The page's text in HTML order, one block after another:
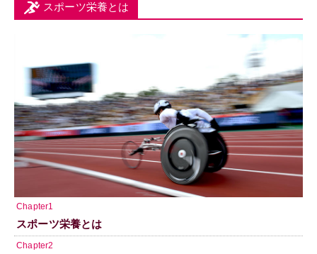
スポーツ栄養とは
Chapter1
スポーツ栄養とは
Chapter2